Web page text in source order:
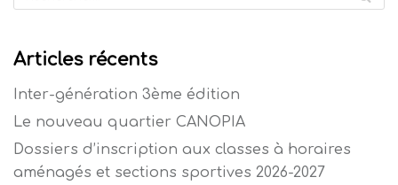
Articles récents
Inter-génération 3ème édition
Le nouveau quartier CANOPIA
Dossiers d’inscription aux classes à horaires
aménagés et sections sportives 2026-2027